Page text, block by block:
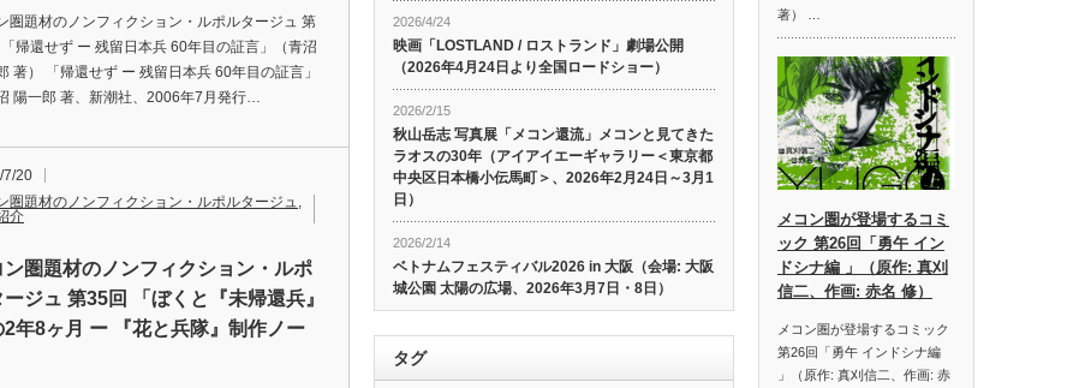
圏題材のノンフィクション・ルポルタージュ 第
帰還せず ー 残留日本兵 60年目の証言」（青沼
著） 「帰還せず ー 残留日本兵 60年目の証言」
沼 陽一郎 著、新潮社、2006年7月発行…
7/20
圏題材のノンフィクション・ルポルタージュ,
介
ン圏題材のノンフィクション・ルポ
ージュ 第35回 「ぼくと『未帰還兵』
2年8ヶ月 ー 『花と兵隊』制作ノー
2026/4/24
映画「LOSTLAND / ロストランド」劇場公開
（2026年4月24日より全国ロードショー）
2026/2/15
秋山岳志 写真展「メコン還流」メコンと見てきた
ラオスの30年（アイアイエーギャラリー＜東京都
中央区日本橋小伝馬町＞、2026年2月24日～3月1
日）
2026/2/14
ベトナムフェスティバル2026 in 大阪（会場: 大阪
城公園 太陽の広場、2026年3月7日・8日）
タグ
著） …
メコン圏が登場するコミ
ック 第26回「勇午 イン
ドシナ編 」（原作: 真刈
信二、作画: 赤名 修）
メコン圏が登場するコミック
第26回「勇午 インドシナ編
」（原作: 真刈信二、作画: 赤